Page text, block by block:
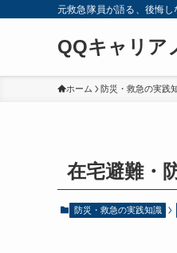
元救急隊員が語る、後悔
QQキャリア
ホーム 防災・救急の実践
在宅避難・
防災・救急の実践知識